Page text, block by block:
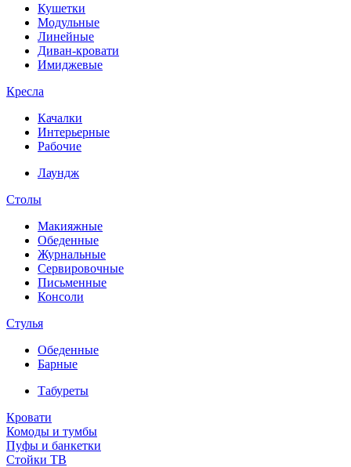
Кушетки
Модульные
Линейные
Диван-кровати
Имиджевые
Кресла
Качалки
Интерьерные
Рабочие
Лаундж
Столы
Макияжные
Обеденные
Журнальные
Сервировочные
Письменные
Консоли
Стулья
Обеденные
Барные
Табуреты
Кровати
Комоды и тумбы
Пуфы и банкетки
Стойки ТВ